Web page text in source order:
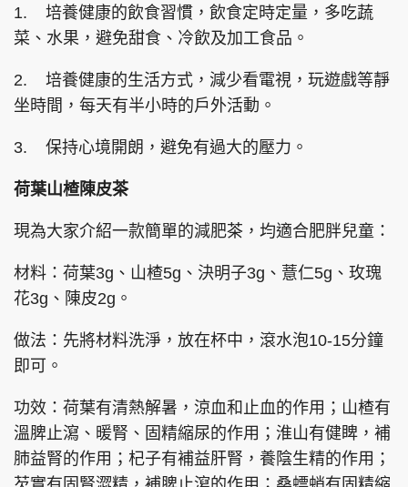
1. 培養健康的飲食習慣，飲食定時定量，多吃蔬
菜、水果，避免甜食、冷飲及加工食品。
2. 培養健康的生活方式，減少看電視，玩遊戲等靜
坐時間，每天有半小時的戶外活動。
3. 保持心境開朗，避免有過大的壓力。
荷葉山楂陳皮茶
現為大家介紹一款簡單的減肥茶，均適合肥胖兒童：
材料：荷葉3g、山楂5g、決明子3g、薏仁5g、玫瑰
花3g、陳皮2g。
做法：先將材料洗淨，放在杯中，滾水泡10-15分鐘
即可。
功效：荷葉有清熱解暑，涼血和止血的作用；山楂有
溫脾止瀉、暖腎、固精縮尿的作用；淮山有健睥，補
肺益腎的作用；杞子有補益肝腎，養陰生精的作用；